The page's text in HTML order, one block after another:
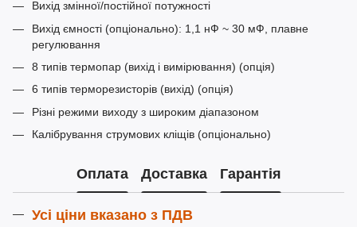
Вихід змінної/постійної потужності
Вихід ємності (опціонально): 1,1 нФ ~ 30 мФ, плавне
регулювання
8 типів термопар (вихід і вимірювання) (опція)
6 типів терморезисторів (вихід) (опція)
Різні режими виходу з широким діапазоном
Калібрування струмових кліщів (опціонально)
Оплата Доставка Гарантія
Усі ціни вказано з ПДВ